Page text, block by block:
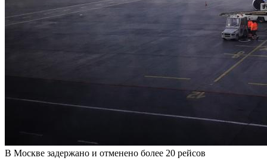
В Москве задержано и отменено более 20 рейсов